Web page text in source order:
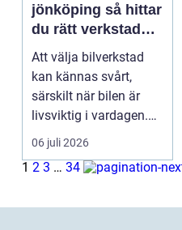
jönköping så hittar
du rätt verkstad
för din bil
Att välja bilverkstad
kan kännas svårt,
särskilt när bilen är
livsviktig i vardagen.
För många biläg...
06 juli 2026
1 2 3 … 34